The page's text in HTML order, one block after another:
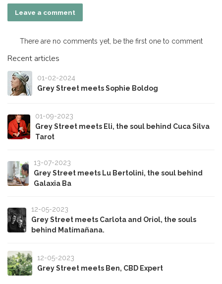
Leave a comment
There are no comments yet, be the first one to comment
Recent articles
01-02-2024
Grey Street meets Sophie Boldog
01-09-2023
Grey Street meets Eli, the soul behind Cuca Silva
Tarot
13-07-2023
Grey Street meets Lu Bertolini, the soul behind
Galaxia Ba
12-05-2023
Grey Street meets Carlota and Oriol, the souls
behind Matímañana.
12-05-2023
Grey Street meets Ben, CBD Expert